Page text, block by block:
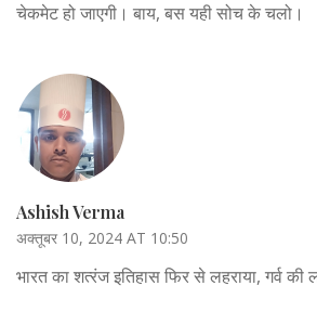
चेकमेट हो जाएगी। बाय, बस यही सोच के चलो।
Ashish Verma
अक्तूबर 10, 2024 AT 10:50
भारत का शत्‍रंज इतिहास फिर से लहराया, गर्व